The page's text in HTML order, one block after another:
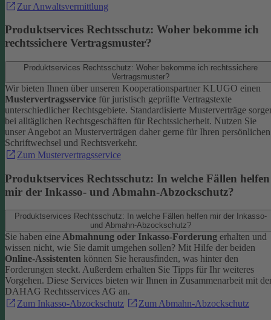
Zur Anwaltsvermittlung
Produktservices Rechtsschutz: Woher bekomme ich
rechtssichere Vertragsmuster?
Produktservices Rechtsschutz: Woher bekomme ich rechtssichere
Vertragsmuster?
Wir bieten Ihnen über unseren Kooperationspartner KLUGO einen
Mustervertragsservice für juristisch geprüfte Vertragstexte
unterschiedlicher Rechtsgebiete. Standardisierte Musterverträge
bei alltäglichen Rechtsgeschäften für Rechtssicherheit. Nutzen Sie
unser Angebot an Musterverträgen daher gerne für Ihren persönlichen
Schriftwechsel und Rechtsverkehr.
Zum Mustervertragsservice
Produktservices Rechtsschutz: In welche Fällen helfen
mir der Inkasso- und Abmahn-Abzockschutz?
Produktservices Rechtsschutz: In welche Fällen helfen mir der Inkasso-
und Abmahn-Abzockschutz?
Sie haben eineAbmahnung oder Inkasso-Forderung erhalten und
wissen nicht, wie Sie damit umgehen sollen? Mit Hilfe der beiden
Online-Assistenten können Sie herausfinden, was hinter den
Forderungen steckt. Außerdem erhalten Sie Tipps für Ihr weiteres
Vorgehen. Diese Services bieten wir Ihnen in Zusammenarbeit mit
DAHAG Rechtsservices AG an.
Zum Inkasso-Abzockschutz
Zum Abmahn-Abzockschutz